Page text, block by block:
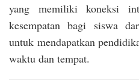
yang memiliki koneksi
kesempatan bagi siswa
untuk mendapatkan
waktu dan tempat.